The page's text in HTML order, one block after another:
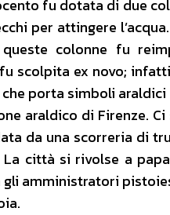
fu dotata di due
per attingere
colonne fu
scolpita ex novo;
porta simboli
araldico di Firenze. Ci
da una scorreria di
città si rivolse a
amministratori